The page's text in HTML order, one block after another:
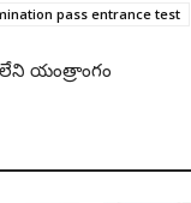
pass entrance test
యంత్రాంగం